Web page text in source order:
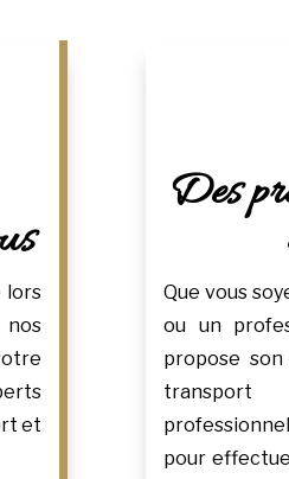
lors
et
Des
Que vous
ou un
propose
pour